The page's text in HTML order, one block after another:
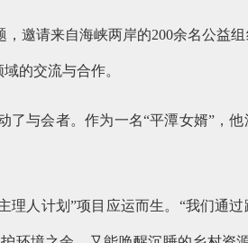
邀请来自海峡两岸的200余名公益
的交流与合作。
与会者。作为一名“平潭女婿”，
人计划”项目应运而生。“我们通